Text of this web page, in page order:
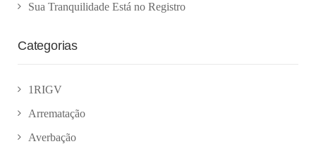
Sua Tranquilidade Está no Registro
Categorias
1RIGV
Arrematação
Averbação